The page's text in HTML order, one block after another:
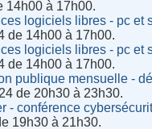
14h00 à 17h00.
logiciels libres - pc et
de 14h00 à 17h00.
logiciels libres - pc et
de 14h00 à 17h00.
publique mensuelle -
de 20h30 à 23h30.
- conférence
19h30 à 21h30.